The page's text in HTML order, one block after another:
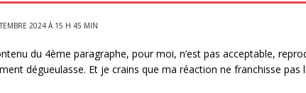
2024 À 15 H 45 MIN
du 4ème paragraphe, pour moi, n’est pas acceptable,
dégueulasse. Et je crains que ma réaction ne franchisse pas